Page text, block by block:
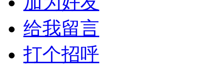
给我留言
打个招呼